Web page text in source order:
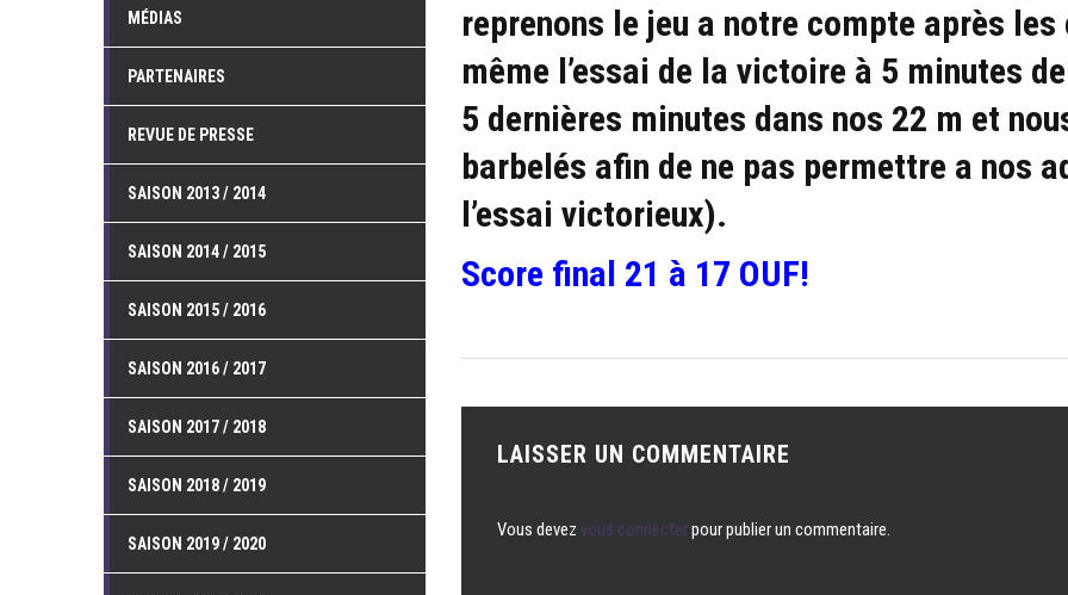
reprenons le jeu a notre compte après
même l’essai de la victoire à 5 minutes
5 dernières minutes dans nos 22 m et
barbelés afin de ne pas permettre a nos
l’essai victorieux).
Score final 21 à 17 OUF!
LAISSER UN COMMENTAIRE
Vous devez vous connecterpour publier un commentaire.
MÉDIAS
PARTENAIRES
REVUE DE PRESSE
SAISON 2013 / 2014
SAISON 2014 / 2015
SAISON 2015 / 2016
SAISON 2016 / 2017
SAISON 2017 / 2018
SAISON 2018 / 2019
SAISON 2019 / 2020